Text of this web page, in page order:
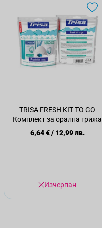
TRISA FRESH KIT TO GO
Комплект за орална грижа
6,64 €/ 12,99 лв.
Изчерпан